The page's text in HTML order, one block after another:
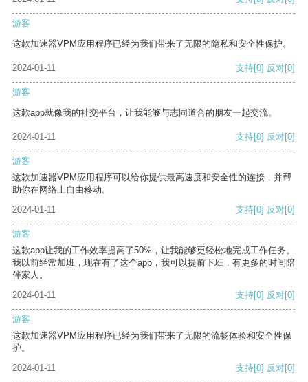
游客
这款加速器VPM应用程序已经为我们带来了无限的隐私和安全性保护。
2024-01-11 支持[0] 反对[0]
游客
这款app就像我的社交平台，让我能够与志同道合的朋友一起交流。
2024-01-11 支持[0] 反对[0]
游客
这款加速器VPM应用程序可以给你提供最高速度和安全性的连接，并帮
助你在网络上自由移动。
2024-01-11
支持[0] 反对[0]
游客
这款app让我的工作效率提高了50%，让我能够更轻松地完成工作任务。
我以前经常加班，现在有了这个app，我可以提前下班，有更多的时间陪
伴家人。
2024-01-11
支持[0] 反对[0]
游客
这款加速器VPM应用程序已经为我们带来了无限的流畅体验和安全性保
护。
2024-01-11
支持[0] 反对[0]